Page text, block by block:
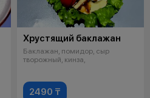
Хрустящий баклажан
Баклажан, помидор, сыр
творожный, кинза,
2490 ₸